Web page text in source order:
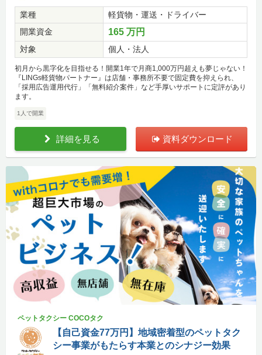
業種
軽貨物・運送・ドライバー
開業資金
165 万円
対象 個人・法人
初月から黒字化を目指せる！開業1年で月商1,000万円超えも夢じゃない！
『LINGs軽貨物パートナー』は店舗・事務所不要で固定費を抑えられ、
「採用広告運用代行」「無料紹介案件」など手厚いサポートに定評があり
ます。
1人で開業
詳細を見る 資料ダウンロード
ペットタクシー COCOタク
【自己資金77万円】地域密着型のペットタク
シー事業がもたらす本業とのシナジー効果